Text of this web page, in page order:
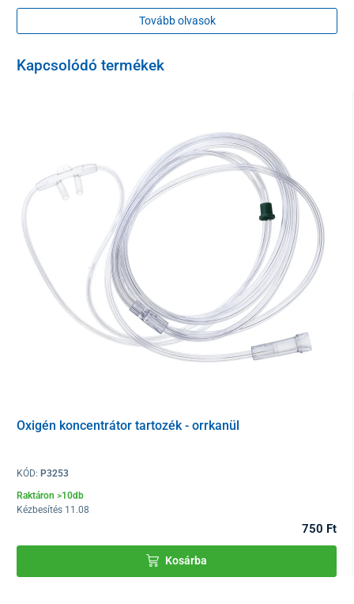
Tovább olvasok
Kapcsolódó termékek
Oxigén koncentrátor tartozék - orrkanül
KÓD: P3253
Raktáron >10db
Kézbesítés 11.08
750 Ft
Kosárba